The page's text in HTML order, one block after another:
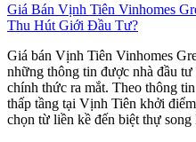
Giá Bán Vịnh Tiên Vinhomes
Thu Hút Giới Đầu Tư?
Giá bán Vịnh Tiên Vinhomes
những thông tin được nhà đầu
chính thức ra mắt. Theo thông
thấp tầng tại Vịnh Tiên khởi
chọn từ liền kề đến biệt thự song